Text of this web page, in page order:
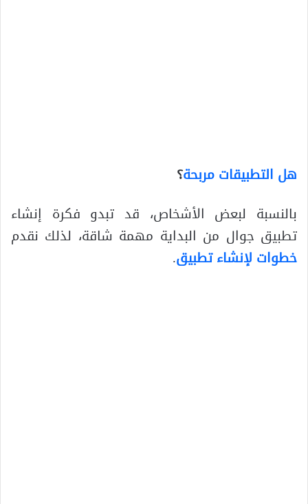
هل التطبيقات مربحة؟
بالنسبة لبعض الأشخاص، قد تبدو فكرة إنشاء
تطبيق جوال من البداية مهمة شاقة، لذلك نقدم
خطوات لإنشاء تطبيق.